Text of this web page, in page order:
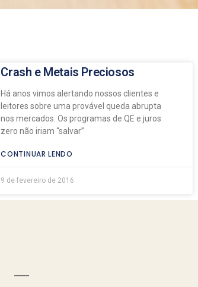
Crash e Metais Preciosos
Há anos vimos alertando nossos clientes e
leitores sobre uma provável queda abrupta
nos mercados. Os programas de QE e juros
zero não iriam “salvar”
CONTINUAR LENDO
9 de fevereiro de 2016